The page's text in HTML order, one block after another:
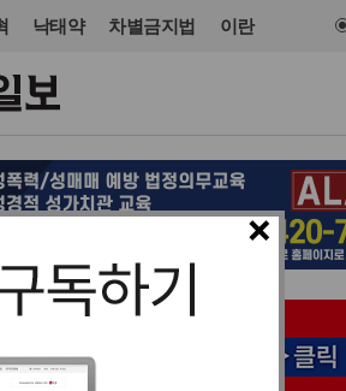
낙태약 차별금지법 이란
×